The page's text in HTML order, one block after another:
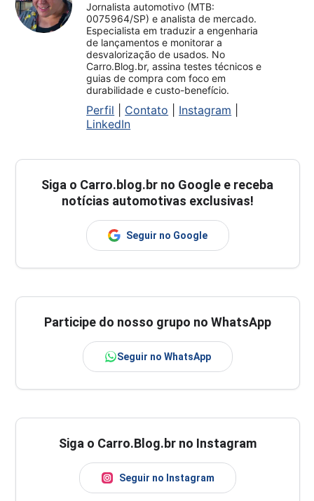
Jornalista automotivo (MTB:
0075964/SP) e analista de mercado.
Especialista em traduzir a engenharia
de lançamentos e monitorar a
desvalorização de usados. No
Carro.Blog.br, assina testes técnicos e
guias de compra com foco em
durabilidade e custo-benefício.
Perfil Contato Instagram
LinkedIn
Siga o Carro.blog.br no Google e receba
notícias automotivas exclusivas!
Seguir no Google
Participe do nosso grupo no WhatsApp
Seguir no WhatsApp
Siga o Carro.Blog.br no Instagram
Seguir no Instagram